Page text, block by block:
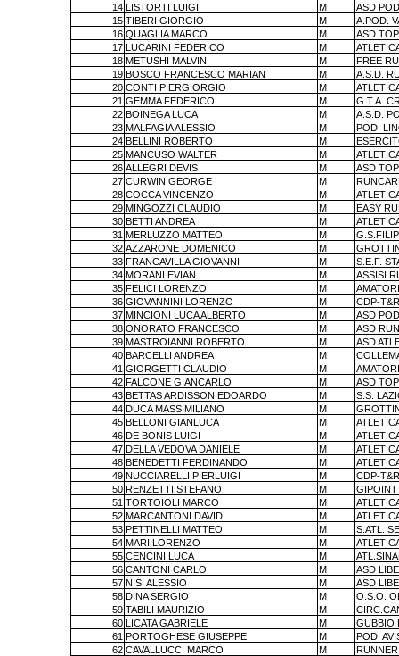
14 LISTORTI LUIGI M
ASD
15 TIBERI GIORGIO M
A.POD.
16 QUAGLIA MARCO M
ASD
17 LUCARINI FEDERICO M
18 METUSHI MALVIN M
FREE
19 BOSCO FRANCESCO MARIAN M
A.S.D.
20 CONTI PIERGIORGIO M
21 GEMMA FEDERICO M
G.T.A.
22 BOINEGA LUCA M
A.S.D.
23 MALFAGIA ALESSIO M
POD.
24 BELLINI ROBERTO M
25 MANCUSO WALTER M
26 ALLEGRI DEVIS M
ASD
27 CURWIN GEORGE M
28 COCCA VINCENZO M
29 MINGOZZI CLAUDIO M
EASY
30 BETTI ANDREA M
31 MERLUZZO MATTEO M
32 AZZARONE DOMENICO M
33 FRANCAVILLA GIOVANNI M
S.E.F.
34 MORANI EVIAN M
ASSISI
35 FELICI LORENZO M
36 GIOVANNINI LORENZO M
CDP-
37 MINCIONI LUCA ALBERTO M
ASD
38 ONORATO FRANCESCO M
ASD
39 MASTROIANNI ROBERTO M
ASD
40 BARCELLI ANDREA M
41 GIORGETTI CLAUDIO M
42 FALCONE GIANCARLO M
ASD
43 BETTAS ARDISSON EDOARDO M
S.S.
44 DUCA MASSIMILIANO M
45 BELLONI GIANLUCA M
46 DE BONIS LUIGI M
47 DELLA VEDOVA DANIELE M
48 BENEDETTI FERDINANDO M
49 NUCCIARELLI PIERLUIGI M
CDP-
50 RENZETTI STEFANO M
GIPOINT
51 TORTOIOLI MARCO M
52 MARCANTONI DAVID M
53 PETTINELLI MATTEO M
S.ATL.
54 MARI LORENZO M
55 CENCINI LUCA M
56 CANTONI CARLO M
ASD
57 NISI ALESSIO M
ASD
58 DINA SERGIO M
O.S.O.
59 TABILI MAURIZIO M
60 LICATA GABRIELE M
GUBBIO
61 PORTOGHESE GIUSEPPE M
POD.
62 CAVALLUCCI MARCO M